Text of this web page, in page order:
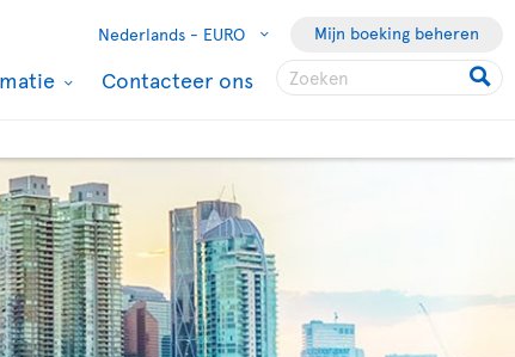
Nederlands - EURO Mijn boeking beheren
Contacteer ons